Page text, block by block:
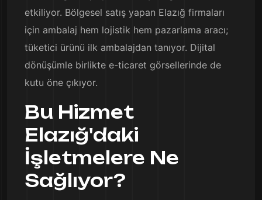
etkiliyor. Bölgesel satış yapan Elazığ firmaları
için ambalaj hem lojistik hem pazarlama aracı;
tüketici ürünü ilk ambalajdan tanıyor. Dijital
dönüşümle birlikte e-ticaret görsellerinde de
kutu öne çıkıyor.
Bu Hizmet
Elazığ'daki
İşletmelere Ne
Sağlıyor?